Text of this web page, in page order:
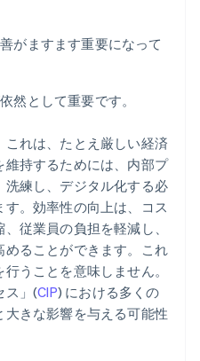
がますます重要になって
然として重要です。
これは、たとえ厳しい経済
持するためには、内部プ
洗練し、デジタル化する必
。効率性の向上は、コス
従業員の負担を軽減し、
ることができます。これ
うことを意味しません。
ス」(CIP) における多くの
きな影響を与える可能性